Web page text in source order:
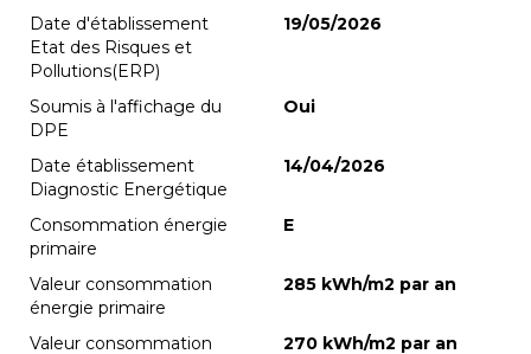
Date d'établissement
Etat des Risques et
Pollutions(ERP)
19/05/2026
Soumis à l'affichage du
DPE
Oui
Date établissement
Diagnostic Energétique
14/04/2026
Consommation énergie
primaire
E
Valeur consommation
énergie primaire
285 kWh/m2 par an
Valeur consommation
270 kWh/m2 par an